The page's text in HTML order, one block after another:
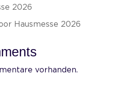
2026
Hausmesse 2026
vorhanden.